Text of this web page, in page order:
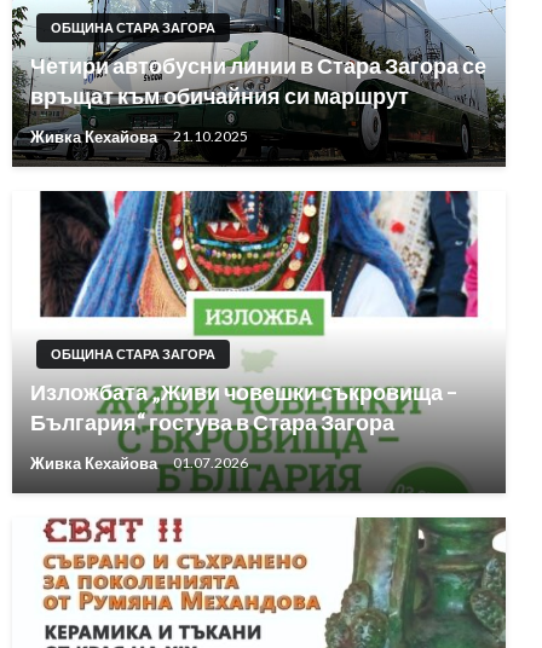
ОБЩИНА СТАРА ЗАГОРА
Четири автобусни линии в Стара Загора се
връщат към обичайния си маршрут
Живка Кехайова 21.10.2025
ОБЩИНА СТАРА ЗАГОРА
Изложбата „Живи човешки съкровища –
България“ гостува в Стара Загора
Живка Кехайова 01.07.2026